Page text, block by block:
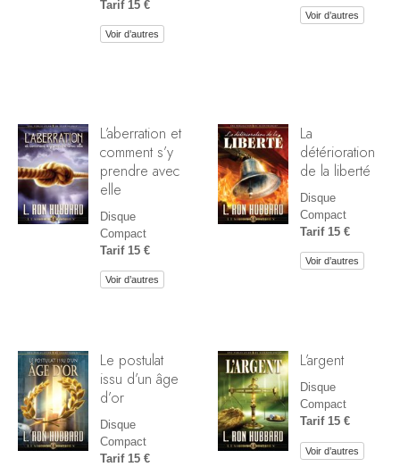
Tarif 15 €
Voir d’autres
Voir d’autres
L’aberration et
comment s’y
prendre avec
elle
Disque
Compact
Tarif 15 €
Voir d’autres
La
détérioration
de la liberté
Disque
Compact
Tarif 15 €
Voir d’autres
Le postulat
issu d’un âge
d’or
Disque
Compact
Tarif 15 €
L’argent
Disque
Compact
Tarif 15 €
Voir d’autres